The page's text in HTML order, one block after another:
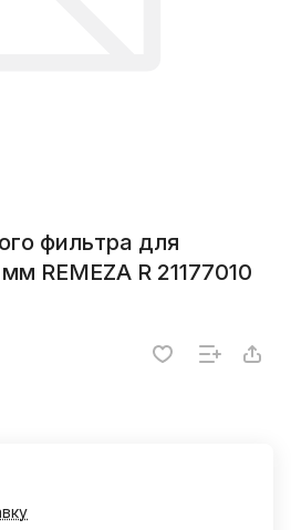
фильтра для
REMEZA R 21177010